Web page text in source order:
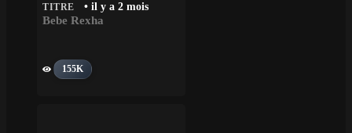
TITRE • il y a 2 mois
Bebe Rexha
155K